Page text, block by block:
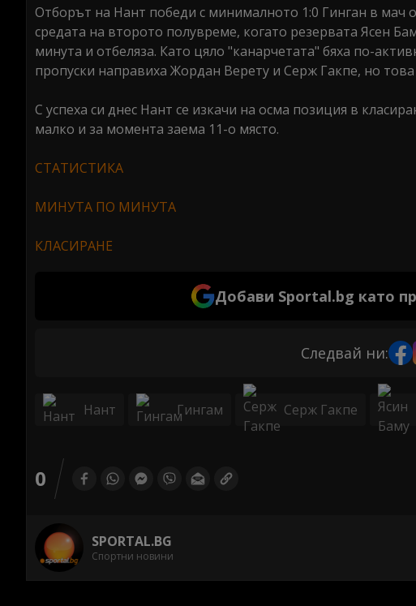
Отборът на Нант победи с минималното 1:0 Гинган в мач
средата на второто полувреме, когато резервата Ясен
минута и отбеляза. Като цяло "канарчетата" бяха по-
пропуски направиха Жордан Верету и Серж Гакпе, но
С успеха си днес Нант се изкачи на осма позиция в
малко и за момента заема 11-о място.
СТАТИСТИКА
МИНУТА ПО МИНУТА
КЛАСИРАНЕ
Добави Sportal.bg като
Следвай ни:
Нант Гингам Серж Гакпе
0
SPORTAL.BG
Спортни новини